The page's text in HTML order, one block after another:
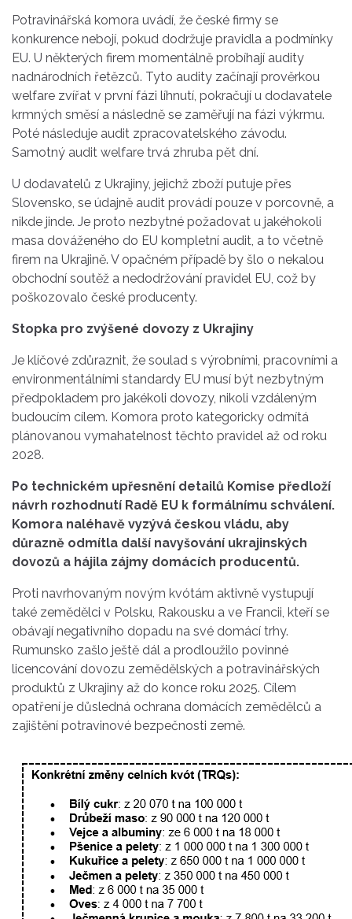
Potravinářská komora uvádí, že české firmy se
konkurence nebojí, pokud dodržuje pravidla a podmínky
EU. U některých firem momentálně probíhají audity
nadnárodních řetězců. Tyto audity začínají prověrkou
welfare zvířat v první fázi líhnutí, pokračují u dodavatele
krmných směsí a následně se zaměřují na fázi výkrmu.
Poté následuje audit zpracovatelského závodu.
Samotný audit welfare trvá zhruba pět dní.
U dodavatelů z Ukrajiny, jejichž zboží putuje přes
Slovensko, se údajně audit provádí pouze v porcovně, a
nikde jinde. Je proto nezbytné požadovat u jakéhokoli
masa dováženého do EU kompletní audit, a to včetně
firem na Ukrajině. V opačném případě by šlo o nekalou
obchodní soutěž a nedodržování pravidel EU, což by
poškozovalo české producenty.
Stopka pro zvýšené dovozy z Ukrajiny
Je klíčové zdůraznit, že soulad s výrobními, pracovními a
environmentálními standardy EU musí být nezbytným
předpokladem pro jakékoli dovozy, nikoli vzdáleným
budoucím cílem. Komora proto kategoricky odmítá
plánovanou vymahatelnost těchto pravidel až od roku
2028.
Po technickém upřesnění detailů Komise předloží
návrh rozhodnutí Radě EU k formálnímu schválení.
Komora naléhavě vyzývá českou vládu, aby
důrazně odmítla další navyšování ukrajinských
dovozů a hájila zájmy domácích producentů.
Proti navrhovaným novým kvótám aktivně vystupují
také zemědělci v Polsku, Rakousku a ve Francii, kteří se
obávají negativního dopadu na své domácí trhy.
Rumunsko zašlo ještě dál a prodloužilo povinné
licencování dovozu zemědělských a potravinářských
produktů z Ukrajiny až do konce roku 2025. Cílem
opatření je důsledná ochrana domácích zemědělců a
zajištění potravinové bezpečnosti země.